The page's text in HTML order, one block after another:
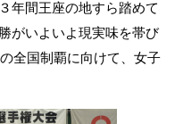
年間王座の地すら踏めて
がいよいよ現実味を帯び
全国制覇に向けて、女子